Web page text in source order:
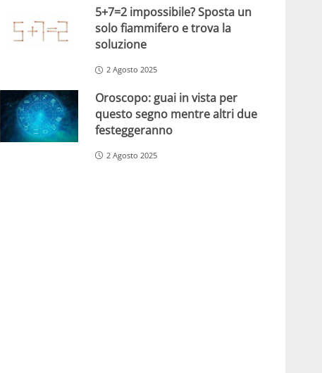
5+7=2 impossibile? Sposta un
solo fiammifero e trova la
soluzione
2 Agosto 2025
Oroscopo: guai in vista per
questo segno mentre altri due
festeggeranno
2 Agosto 2025